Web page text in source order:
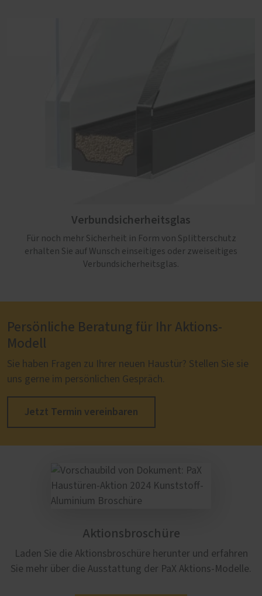
Verbundsicherheitsglas
Für noch mehr Sicherheit in Form von Splitterschutz
erhalten Sie auf Wunsch einseitiges oder zweiseitiges
Verbundsicherheitsglas.
Persönliche Beratung für Ihr Aktions-
Modell
Sie haben Fragen zu Ihrer neuen Haustür? Stellen Sie sie
uns gerne im persönlichen Gespräch.
Jetzt Termin vereinbaren
Aktionsbroschüre
Laden Sie die Aktionsbroschüre herunter und erfahren
Sie mehr über die Ausstattung der PaX Aktions-Modelle.